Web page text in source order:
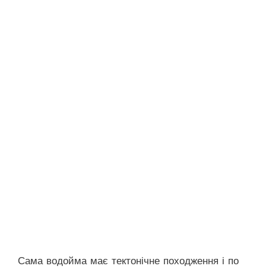
Сама водойма має тектонічне походження і по